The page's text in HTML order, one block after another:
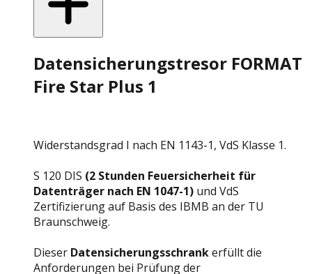
Datensicherungstresor FORMAT
Fire Star Plus 1
Widerstandsgrad I nach EN 1143-1, VdS Klasse 1.
S 120 DIS (2 Stunden Feuersicherheit für
Datenträger nach EN 1047-1) und VdS
Zertifizierung auf Basis des IBMB an der TU
Braunschweig.
Dieser Datensicherungsschrankerfüllt die
Anforderungen bei Prüfung der